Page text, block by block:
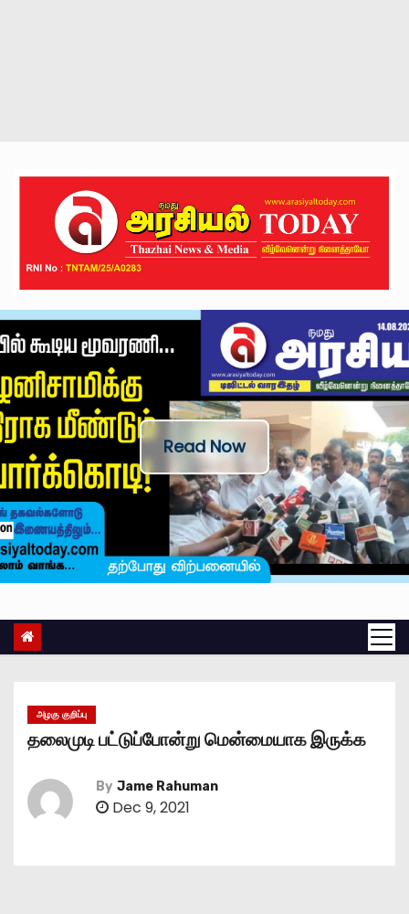
Read Now
அழகு குறிப்பு
தலைமுடி பட்டுப்போன்று மென்மையாக இருக்க
By Jame Rahuman
Dec 9, 2021